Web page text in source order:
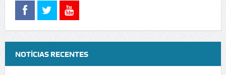
NOTÍCIAS RECENTES